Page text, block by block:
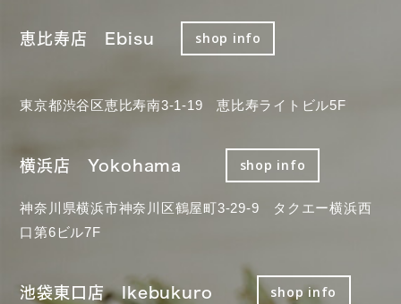
恵比寿店 Ebisu shop info
東京都渋谷区恵比寿南3-1-19 恵比寿ライトビル5F
横浜店 Yokohama shop info
神奈川県横浜市神奈川区鶴屋町3-29-9 タクエー横浜西
口第6ビル7F
池袋東口店 Ikebukuro shop info